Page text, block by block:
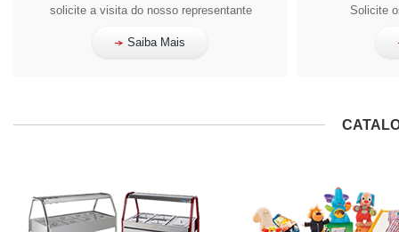
solicite a visita do nosso representante
Saiba Mais
Solicite